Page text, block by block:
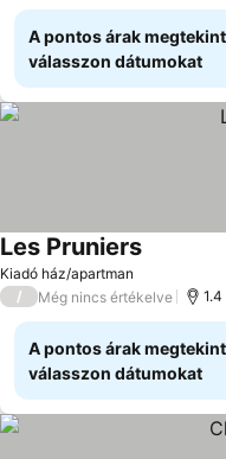
A pontos árak
válasszon dátumokat
Kiadó ház/apartman
Les PruniersÁrak
/ Még nincs értékelve
A pontos árak
válasszon dátumokat